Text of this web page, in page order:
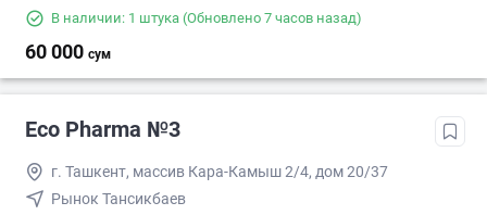
В наличии: 1 штука (Обновлено 7 часов назад)
60 000 сум
Eco Pharma №3
г. Ташкент, массив Кара-Камыш 2/4, дом 20/37
Рынок Тансикбаев